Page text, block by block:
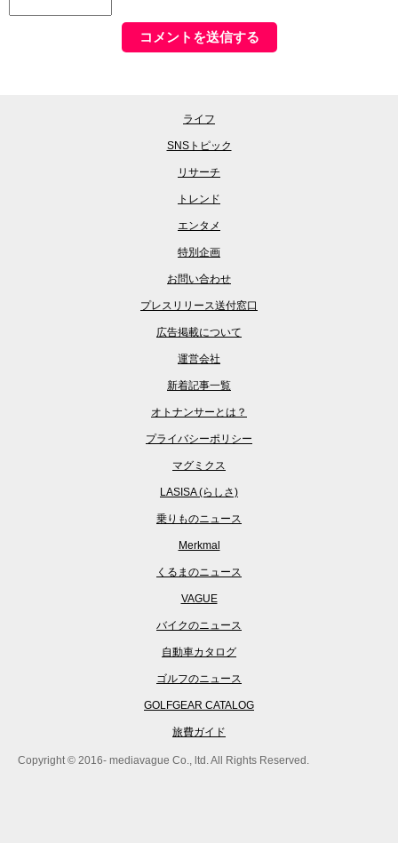
ライフ
SNSトピック
リサーチ
トレンド
エンタメ
特別企画
お問い合わせ
プレスリリース送付窓口
広告掲載について
運営会社
新着記事一覧
オトナンサーとは？
プライバシーポリシー
マグミクス
LASISA (らしさ)
乗りものニュース
Merkmal
くるまのニュース
VAGUE
バイクのニュース
自動車カタログ
ゴルフのニュース
GOLFGEAR CATALOG
旅費ガイド
Copyright © 2016- mediavague Co., ltd. All Rights Reserved.